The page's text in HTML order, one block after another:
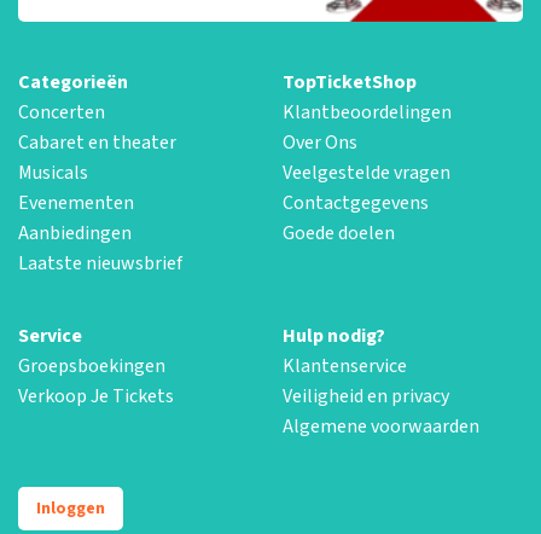
Categorieën
Concerten
Cabaret en theater
Musicals
Evenementen
Aanbiedingen
Laatste nieuwsbrief
TopTicketShop
Klantbeoordelingen
Over Ons
Veelgestelde vragen
Contactgegevens
Goede doelen
Service
Groepsboekingen
Verkoop Je Tickets
Hulp nodig?
Klantenservice
Veiligheid en privacy
Algemene voorwaarden
Inloggen